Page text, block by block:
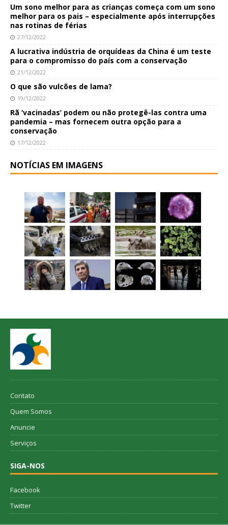
Um sono melhor para as crianças começa com um sono
melhor para os pais – especialmente após interrupções
nas rotinas de férias
27/12/2022
A lucrativa indústria de orquídeas da China é um teste
para o compromisso do país com a conservação
21/12/2022
O que são vulcões de lama?
19/12/2022
Rã ‘vacinadas’ podem ou não protegê-las contra uma
pandemia – mas fornecem outra opção para a
conservação
17/12/2022
NOTÍCIAS EM IMAGENS
Contato
Quem Somos
Anuncie
Serviços
SIGA-NOS
Facebook
Twitter